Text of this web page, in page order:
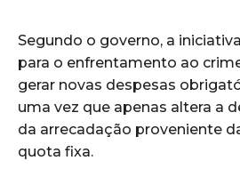
Segundo o governo, a
para o enfrentamento ao
gerar novas despesas
uma vez que apenas altera a
da arrecadação proveniente
quota fixa.